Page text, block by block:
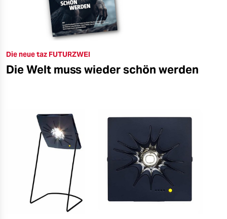
Die neue taz FUTURZWEI
Die Welt muss wieder schön werden